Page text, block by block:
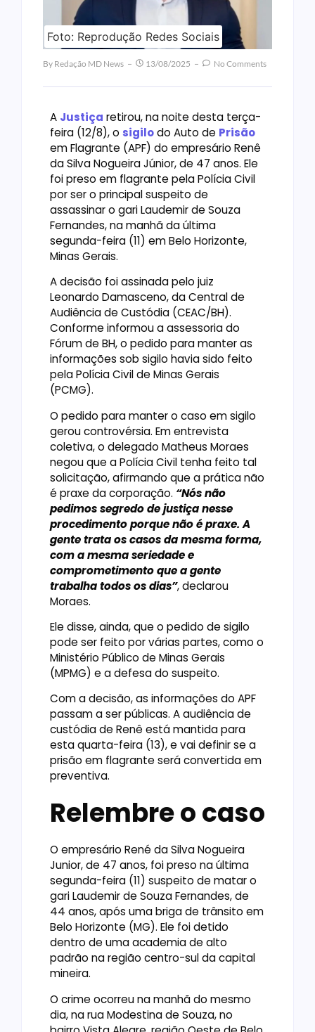
Foto: Reprodução Redes Sociais
By Redação MD News 13/08/2025 No Comments
A Justiça retirou, na noite desta terça-
feira (12/8), o sigilodo Auto de Prisão
em Flagrante (APF) do empresário Renê
da Silva Nogueira Júnior, de 47 anos. Ele
foi preso em flagrante pela Polícia Civil
por ser o principal suspeito de
assassinar o gari Laudemir de Souza
Fernandes, na manhã da última
segunda-feira (11) em Belo Horizonte,
Minas Gerais.
A decisão foi assinada pelo juiz
Leonardo Damasceno, da Central de
Audiência de Custódia (CEAC/BH).
Conforme informou a assessoria do
Fórum de BH, o pedido para manter as
informações sob sigilo havia sido feito
pela Polícia Civil de Minas Gerais
(PCMG).
O pedido para manter o caso em sigilo
gerou controvérsia. Em entrevista
coletiva, o delegado Matheus Moraes
negou que a Polícia Civil tenha feito tal
solicitação, afirmando que a prática não
é praxe da corporação. “Nós não
pedimos segredo de justiça nesse
procedimento porque não é praxe. A
gente trata os casos da mesma forma,
com a mesma seriedade e
comprometimento que a gente
trabalha todos os dias”, declarou
Moraes.
Ele disse, ainda, que o pedido de sigilo
pode ser feito por várias partes, como o
Ministério Público de Minas Gerais
(MPMG) e a defesa do suspeito.
Com a decisão, as informações do APF
passam a ser públicas. A audiência de
custódia de Renê está mantida para
esta quarta-feira (13), e vai definir se a
prisão em flagrante será convertida em
preventiva.
Relembre o caso
O empresário René da Silva Nogueira
Junior, de 47 anos, foi preso na última
segunda-feira (11) suspeito de matar o
gari Laudemir de Souza Fernandes, de
44 anos, após uma briga de trânsito em
Belo Horizonte (MG). Ele foi detido
dentro de uma academia de alto
padrão na região centro-sul da capital
mineira.
O crime ocorreu na manhã do mesmo
dia, na rua Modestina de Souza, no